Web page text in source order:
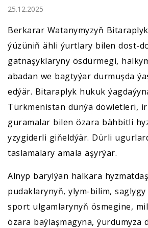
25.12.2025
Berkarar Watanymyzyň
ýüzüniň ähli ýurtlary bilen dost-
gatnaşyklaryny ösdürmegi,
abadan we bagtyýar durmuşda
edýär. Bitaraplyk hukuk
Türkmenistan dünýä döwletleri,
guramalar bilen özara bähbitli
yzygiderli giňeldýär. Dürli
taslamalary amala aşyrýar.
Alnyp barylýan halkara
pudaklarynyň, ylym-bilim,
sport ulgamlarynyň ösmegine,
özara baýlaşmagyna, ýurdumyza